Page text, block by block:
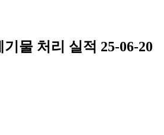
기물 처리 실적 25-06-20